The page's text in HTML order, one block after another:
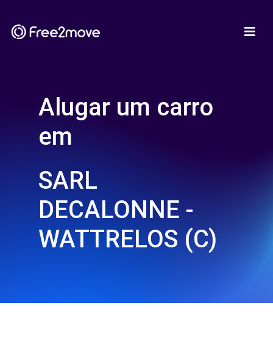
Alugar um carro
em
SARL
DECALONNE -
WATTRELOS (C)